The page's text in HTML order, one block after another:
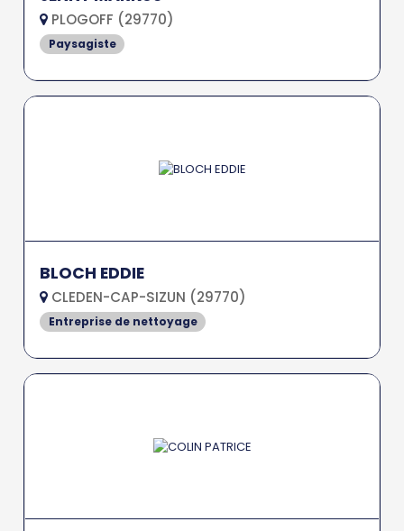
PLOGOFF (29770)
Paysagiste
BLOCH EDDIE
CLEDEN-CAP-SIZUN (29770)
Entreprise de nettoyage